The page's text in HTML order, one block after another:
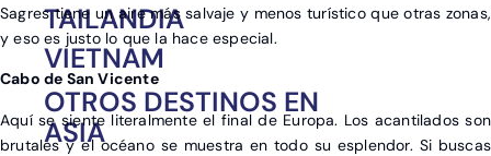
TAILANDIA
VIETNAM
OTROS DESTINOS EN
ASIA
Sagres tiene un aire más salvaje y menos turístico que otras zonas,
y eso es justo lo que la hace especial.
Cabo de San Vicente
Aquí se siente literalmente el final de Europa. Los acantilados son
brutales y el océano se muestra en todo su esplendor. Si buscas